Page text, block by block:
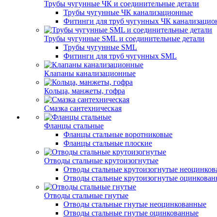
Трубы чугунные ЧК и соединительные детали
Трубы чугунные ЧК канализационные
Фитинги для труб чугунных ЧК
Трубы чугунные SML и соединительные детали
Трубы чугунные SML
Фитинги для труб чугунных SML
Клапаны канализационные
Кольца, манжеты, гофра
Смазка сантехническая
Фланцы стальные
Фланцы стальные воротниковые
Фланцы стальные плоские
Отводы стальные крутоизогнутые
Отводы стальные крутоизогнутые
Отводы стальные крутоизогнутые
Отводы стальные гнутые
Отводы стальные гнутые неоцинкованные
Отводы стальные гнутые оцинкованные